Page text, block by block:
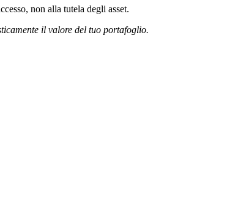
non alla tutela degli asset.
il valore del tuo portafoglio.